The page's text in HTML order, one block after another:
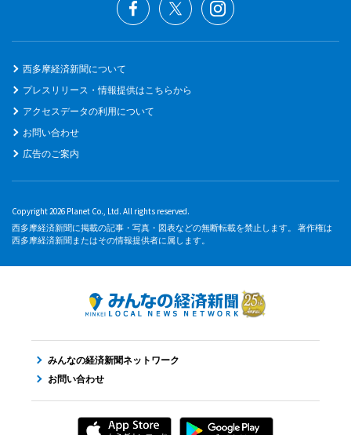
西多摩経済新聞について
プレスリリース・情報提供はこちらから
アクセスデータの利用について
お問い合わせ
広告のご案内
Copyright 2026 Planet Co., Ltd. All rights reserved.
西多摩経済新聞に掲載の記事・写真・図表などの無断転載を禁止します。 著作権は
西多摩経済新聞またはその情報提供者に属します。
みんなの経済新聞ネットワーク
お問い合わせ